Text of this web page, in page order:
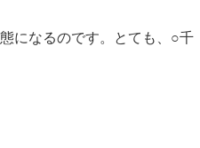
になるのです。とても、○千